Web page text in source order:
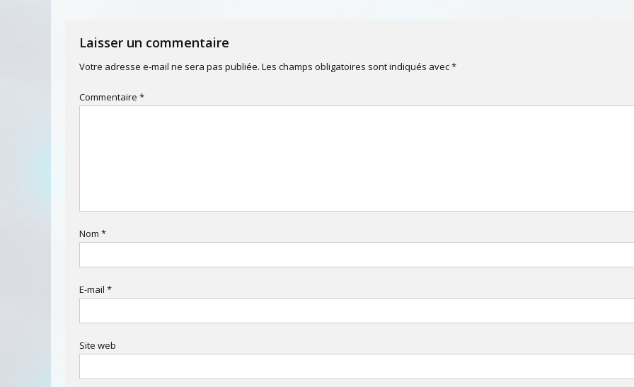
Laisser un commentaire
Votre adresse e-mail ne sera pas publiée. Les champs obligatoires sont indiqués avec*
Commentaire *
Nom *
E-mail *
Site web